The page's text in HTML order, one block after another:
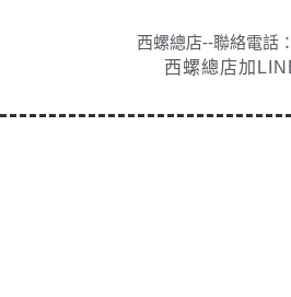
西螺總店--聯絡電話
西螺總店加